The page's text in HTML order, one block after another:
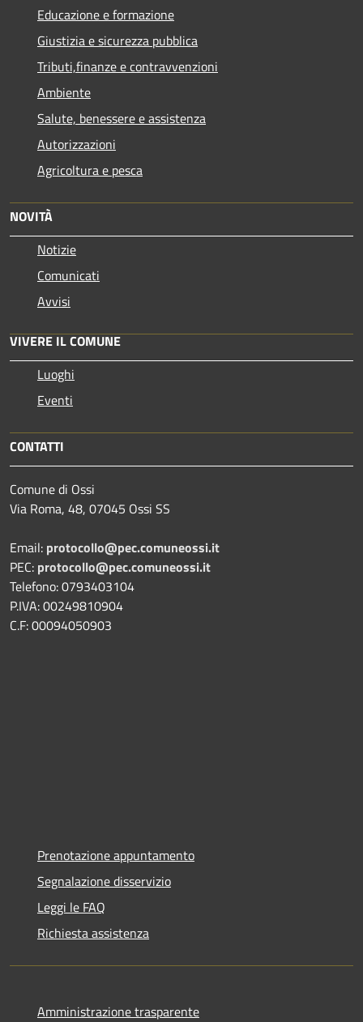
Educazione e formazione
Giustizia e sicurezza pubblica
Tributi,finanze e contravvenzioni
Ambiente
Salute, benessere e assistenza
Autorizzazioni
Agricoltura e pesca
NOVITÀ
Notizie
Comunicati
Avvisi
VIVERE IL COMUNE
Luoghi
Eventi
CONTATTI
Comune di Ossi
Via Roma, 48, 07045 Ossi SS
Email: protocollo@pec.comuneossi.it
PEC: protocollo@pec.comuneossi.it
Telefono: 0793403104
P.IVA: 00249810904
C.F: 00094050903
Prenotazione appuntamento
Segnalazione disservizio
Leggi le FAQ
Richiesta assistenza
Amministrazione trasparente